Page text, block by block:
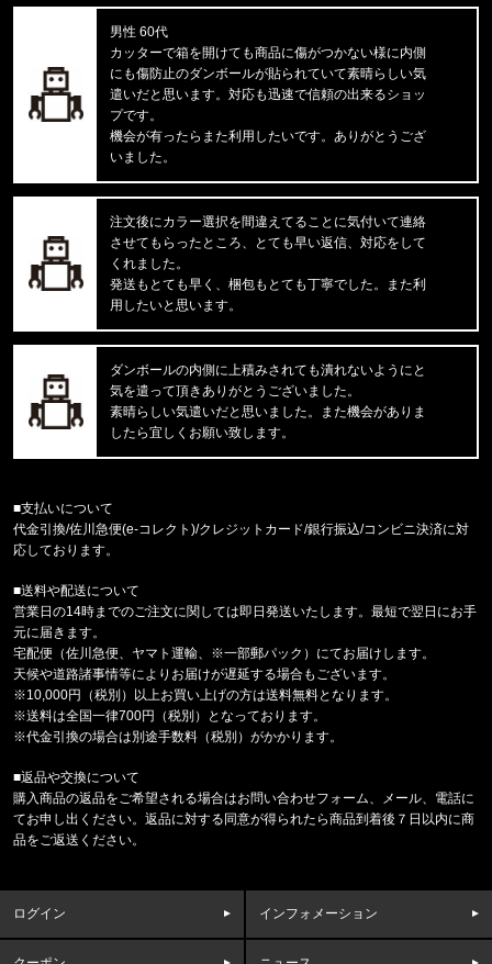
ドジャース キャップ '47 MVP ホ
福岡県のお客様ご注文ありがとうございます。
THE NORTH FACE/ノースフェイス
M EVOLUTION SIMPLE DOME R
福岡県のお客様ご注文ありがとうございます。
BIG MARK DRY MESH TEE rvb
福岡県のお客様ご注文ありがとうございます。
CALVIN KLEIN/カルバンクライン
MICROFIBER STRETCH 3PK LO
福岡県のお客様ご注文ありがとうございます。
COLUMBIA/コロンビア
フリーザーゼロII アームスリーブ CU1100
福岡県のお客様ご注文ありがとうございます。
47 Brand/フォーティーセブンブランド
福岡県のお客様ご注文ありがとうございます。
福岡県のお客様ご注文ありがとうございます。
INTENSE POWER LOW RISE 3P
福岡県のお客様ご注文ありがとうございます。
reversal/リバーサル
東京都のお客様ご注文ありがとうございます。
COLUMBIA/コロンビア
キャッスルロック25Lバックパック PU86621
eye c u SUNGLASSES LHR MA
男性 60代
カッターで箱を開けても商品に傷がつかない様に内側
にも傷防止のダンボールが貼られていて素晴らしい気
遣いだと思います。対応も迅速で信頼の出来るショッ
プです。
機会が有ったらまた利用したいです。ありがとうござ
いました。
注文後にカラー選択を間違えてることに気付いて連絡
させてもらったところ、とても早い返信、対応をして
くれました。
発送もとても早く、梱包もとても丁寧でした。また利
用したいと思います。
ダンボールの内側に上積みされても潰れないようにと
気を遣って頂きありがとうございました。
素晴らしい気遣いだと思いました。また機会がありま
したら宜しくお願い致します。
■支払いについて
代金引換/佐川急便(e-コレクト)/クレジットカード/銀行振込/コンビニ決済に対
応しております。
■送料や配送について
営業日の14時までのご注文に関しては即日発送いたします。最短で翌日にお手
元に届きます。
宅配便（佐川急便、ヤマト運輸、※一部郵パック）にてお届けします。
天候や道路諸事情等によりお届けが遅延する場合もございます。
※10,000円（税別）以上お買い上げの方は送料無料となります。
※送料は全国一律700円（税別）となっております。
※代金引換の場合は別途手数料（税別）がかかります。
■返品や交換について
購入商品の返品をご希望される場合はお問い合わせフォーム、メール、電話に
てお申し出ください。返品に対する同意が得られたら商品到着後７日以内に商
品をご返送ください。
ログイン インフォメーション